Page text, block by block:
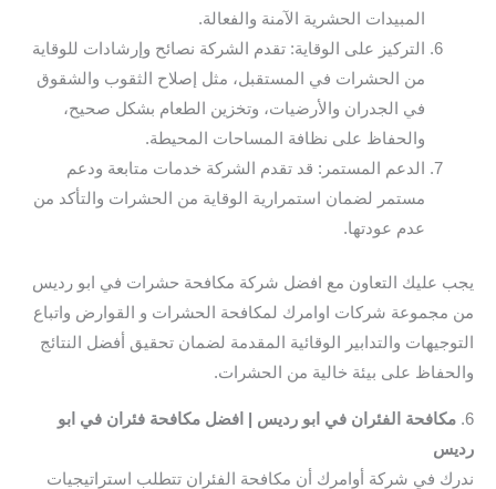
المبيدات الحشرية الآمنة والفعالة.
التركيز على الوقاية: تقدم الشركة نصائح وإرشادات للوقاية
من الحشرات في المستقبل، مثل إصلاح الثقوب والشقوق
في الجدران والأرضيات، وتخزين الطعام بشكل صحيح،
والحفاظ على نظافة المساحات المحيطة.
الدعم المستمر: قد تقدم الشركة خدمات متابعة ودعم
مستمر لضمان استمرارية الوقاية من الحشرات والتأكد من
عدم عودتها.
يجب عليك التعاون مع افضل شركة مكافحة حشرات في ابو رديس
من مجموعة شركات اوامرك لمكافحة الحشرات و القوارض واتباع
التوجيهات والتدابير الوقائية المقدمة لضمان تحقيق أفضل النتائج
والحفاظ على بيئة خالية من الحشرات.
6. مكافحة الفئران في ابو رديس | افضل مكافحة فئران في ابو
رديس
ندرك في شركة أوامرك أن مكافحة الفئران تتطلب استراتيجيات